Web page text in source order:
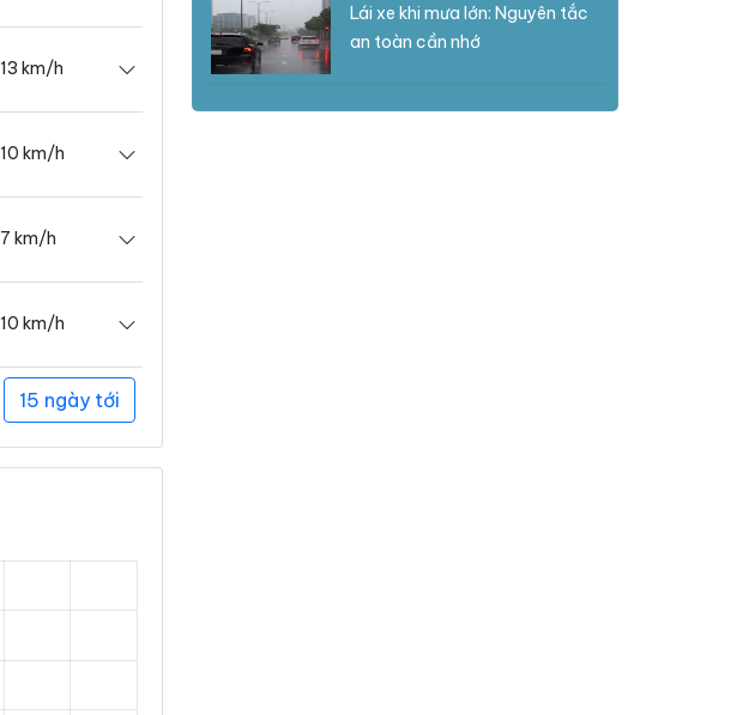
13 km/h
10 km/h
7 km/h
10 km/h
15 ngày tới
Lái xe khi mưa lớn: Nguyên tắc
an toàn cần nhớ